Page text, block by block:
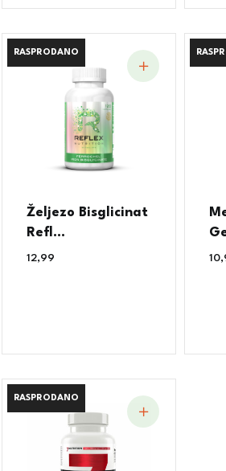
RASPRODANO
RASPRODANO
Željezo Bisglicinat
Refl...
12,99
RASPRODANO
RASPRODANO